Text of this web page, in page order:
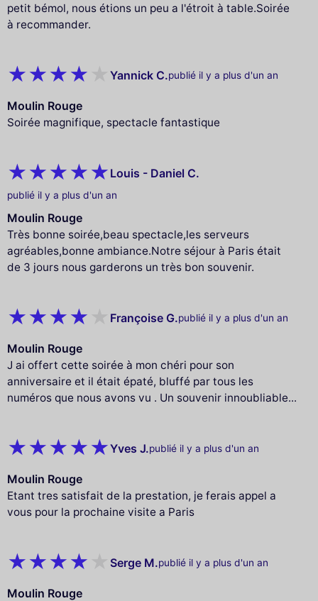
petit bémol, nous étions un peu a l'étroit à table.Soirée
à recommander.
Yannick C.publié il y a plus d'un an
Moulin Rouge
Soirée magnifique, spectacle fantastique
Louis - Daniel C.
publié il y a plus d'un an
Moulin Rouge
Très bonne soirée,beau spectacle,les serveurs
agréables,bonne ambiance.Notre séjour à Paris était
de 3 jours nous garderons un très bon souvenir.
Françoise G.publié il y a plus d'un an
Moulin Rouge
J ai offert cette soirée à mon chéri pour son
anniversaire et il était épaté, bluffé par tous les
numéros que nous avons vu . Un souvenir innoubliable...
Yves J.publié il y a plus d'un an
Moulin Rouge
Etant tres satisfait de la prestation, je ferais appel a
vous pour la prochaine visite a Paris
Serge M.publié il y a plus d'un an
Moulin Rouge